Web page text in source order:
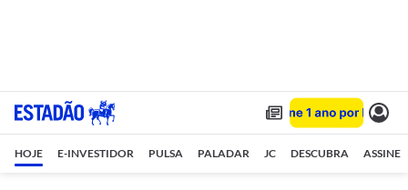
HOJE E-INVESTIDOR PULSA PALADAR JC DESCUBRA ASSINE